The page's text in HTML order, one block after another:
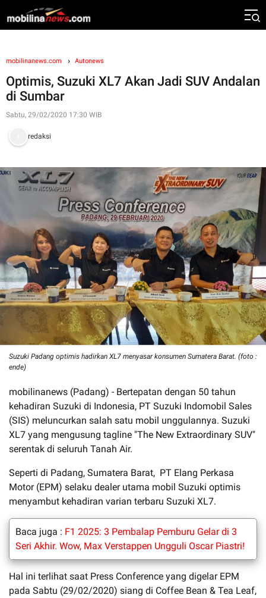
mobilinanews.com Autonews
Optimis, Suzuki XL7 Akan Jadi SUV Andalan
di Sumbar
Sabtu, 29/02/2020 17:30 WIB
redaksi
Suzuki Padang optimis hadirkan XL7 menyasar konsumen Sumatera Barat. (foto :
ende)
mobilinanews (Padang) - Bertepatan dengan 50 tahun
kehadiran Suzuki di Indonesia, PT Suzuki Indomobil Sales
(SIS) meluncurkan salah satu mobil unggulannya. Suzuki
XL7 yang mengusung tagline "The New Extraordinary SUV"
serentak di seluruh Tanah Air.
Seperti di Padang, Sumatera Barat, PT Elang Perkasa
Motor (EPM) selaku dealer utama mobil Suzuki optimis
menyambut kehadiran varian terbaru Suzuki XL7.
Baca juga : F1 2025: 3 Pembalap Pemburu Gelar di 3
Seri Akhir. Wow, Max Verstappen Ungguli Oscar Piastri!
Hal ini terlihat saat Press Conference yang digelar EPM
pada Sabtu (29/02/2020) siang di Coffee Bean & Tea Leaf,